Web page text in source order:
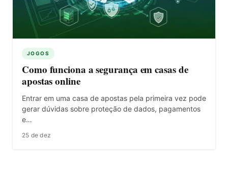
JOGOS
Como funciona a segurança em casas de
apostas online
Entrar em uma casa de apostas pela primeira vez pode
gerar dúvidas sobre proteção de dados, pagamentos
e…
25 de dez